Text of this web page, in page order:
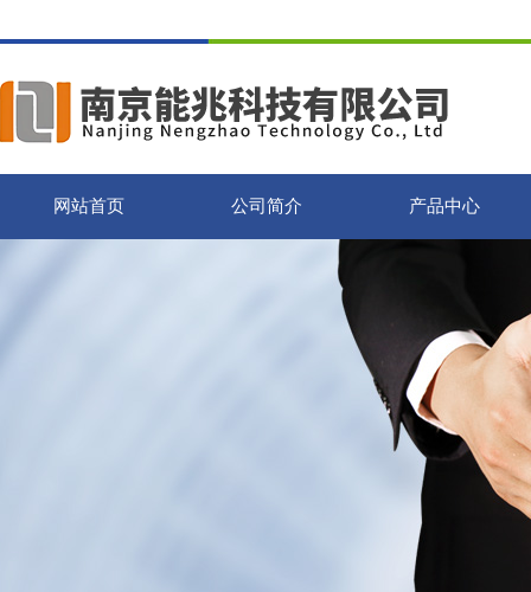
网站首页 公司简介 产品中心